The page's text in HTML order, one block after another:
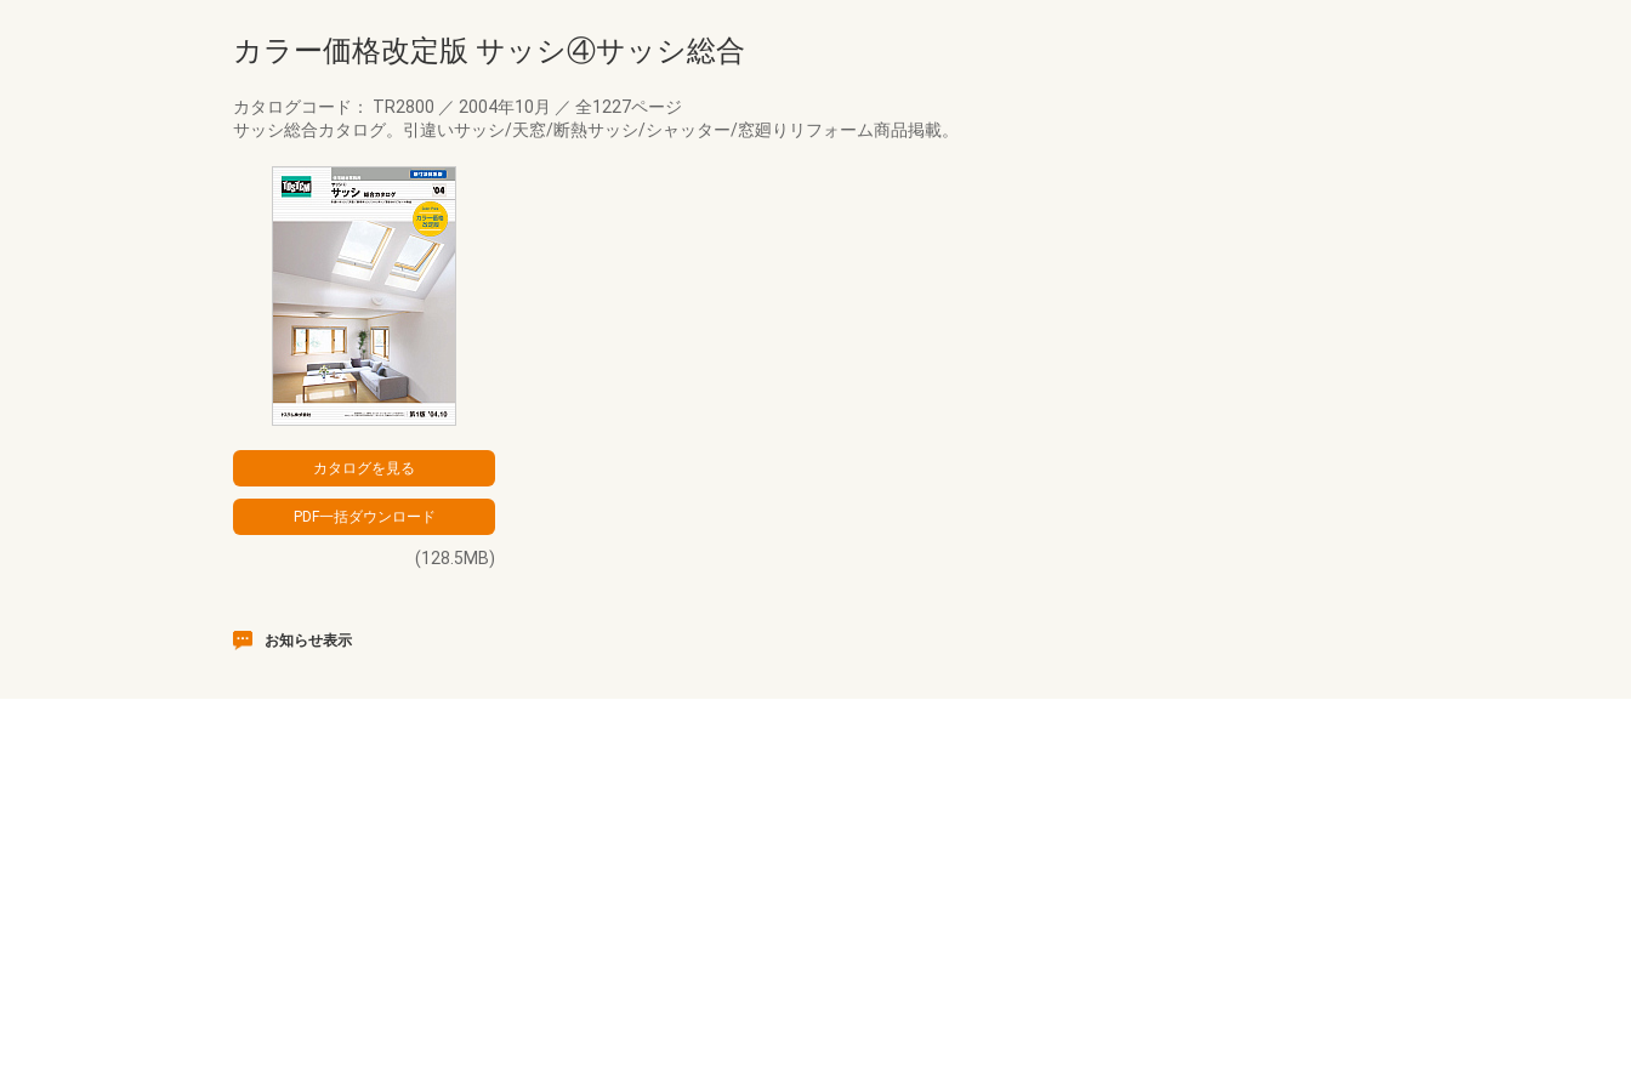
カラー価格改定版 サッシ④サッシ総合
カタログコード： TR2800 ／ 2004年10月 ／ 全1227ページ
サッシ総合カタログ。引違いサッシ/天窓/断熱サッシ/シャッター/窓廻りリフォーム商品掲載。
(128.5MB)
お知らせ表示